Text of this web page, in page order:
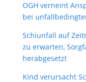
OGH verneint
bei
Schiunfall auf
zu erwarten,
herabgesetzt
Kind verursacht